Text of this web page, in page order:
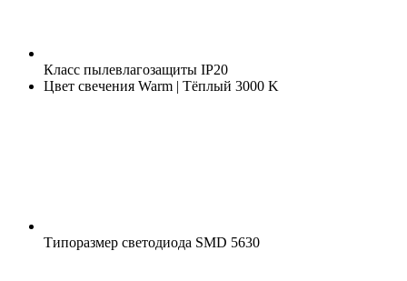
Класс пылевлагозащиты IP20
Цвет свечения Warm | Тёплый 3000 K
Типоразмер светодиода SMD 5630